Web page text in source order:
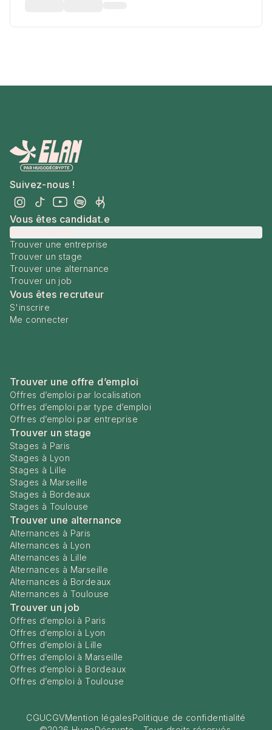
Suivez-nous !
Vous êtes candidat.e
Trouver une entreprise
Trouver un stage
Trouver une alternance
Trouver un job
Vous êtes recruteur
S'inscrire
Me connecter
Trouver une offre d’emploi
Offres d’emploi par localisation
Offres d’emploi par type d’emploi
Offres d’emploi par entreprise
Trouver un stage
Stages à Paris
Stages à Lyon
Stages à Lille
Stages à Marseille
Stages à Bordeaux
Stages à Toulouse
Trouver une alternance
Alternances à Paris
Alternances à Lyon
Alternances à Lille
Alternances à Marseille
Alternances à Bordeaux
Alternances à Toulouse
Trouver un job
Offres d’emploi à Paris
Offres d’emploi à Lyon
Offres d’emploi à Lille
Offres d’emploi à Marseille
Offres d’emploi à Bordeaux
Offres d’emploi à Toulouse
CGUCGVMention légalesPolitique de confidentialité